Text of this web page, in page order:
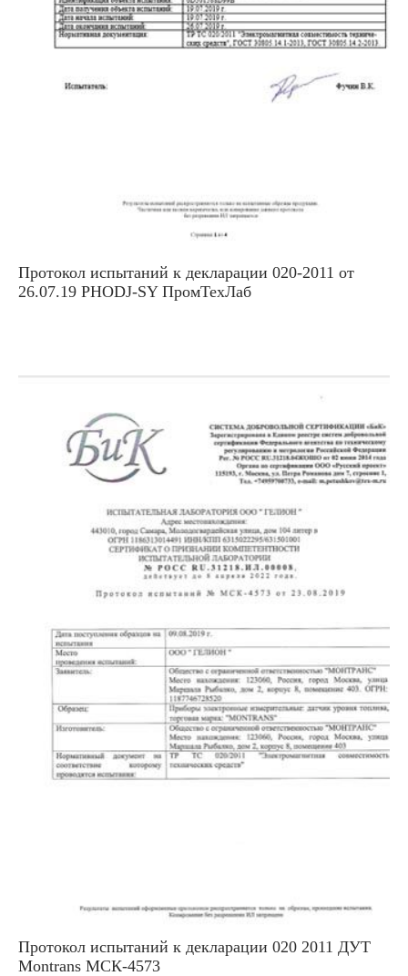
Протокол испытаний к декларации 020-2011 от
26.07.19 PHODJ-SY ПромТехЛаб
Протокол испытаний к декларации 020 2011 ДУТ
Montrans МСК-4573